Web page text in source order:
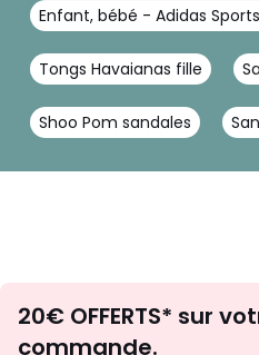
Enfant, bébé - Adidas
Tongs Havaianas fille
Shoo Pom sandales
20€ OFFERTS* sur
commande.